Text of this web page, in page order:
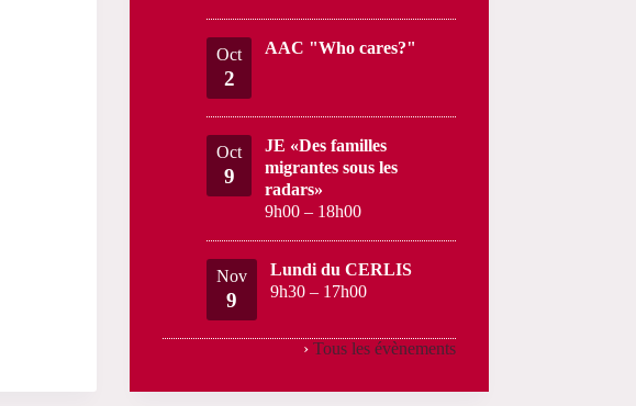
Oct
2
AAC "Who cares?"
Oct
9
JE «Des familles
migrantes sous les
radars»
9h00 – 18h00
Nov
9
Lundi du CERLIS
9h30 – 17h00
› Tous les évènements